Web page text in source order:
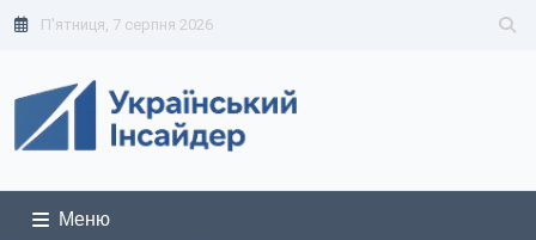
П'ятниця, 7 серпня 2026
Меню